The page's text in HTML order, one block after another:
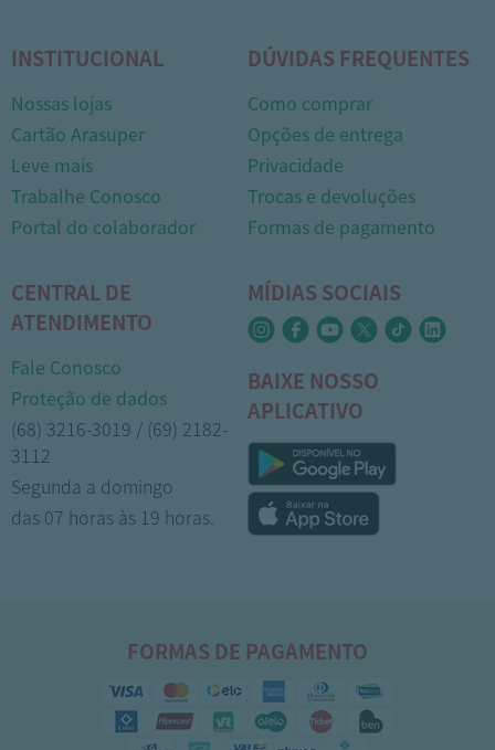
INSTITUCIONAL
Nossas lojas
Cartão Arasuper
Leve mais
Trabalhe Conosco
Portal do colaborador
DÚVIDAS FREQUENTES
Como comprar
Opções de entrega
Privacidade
Trocas e devoluções
Formas de pagamento
CENTRAL DE
ATENDIMENTO
Fale Conosco
Proteção de dados
(68) 3216-3019 / (69) 2182-
3112
Segunda a domingo
das 07 horas às 19 horas.
MÍDIAS SOCIAIS
BAIXE NOSSO
APLICATIVO
FORMAS DE PAGAMENTO